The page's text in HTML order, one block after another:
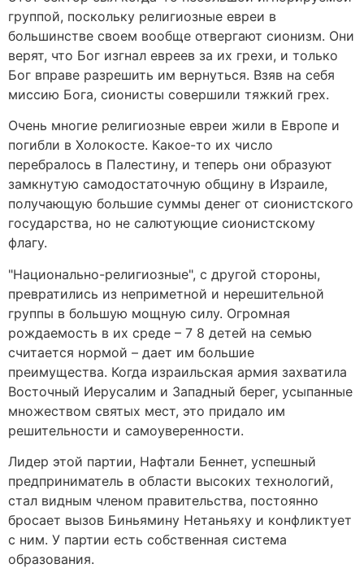
группой, поскольку религиозные евреи в
большинстве своем вообще отвергают сионизм. Они
верят, что Бог изгнал евреев за их грехи, и только
Бог вправе разрешить им вернуться. Взяв на себя
миссию Бога, сионисты совершили тяжкий грех.
Очень многие религиозные евреи жили в Европе и
погибли в Холокосте. Какое-то их число
перебралось в Палестину, и теперь они образуют
замкнутую самодостаточную общину в Израиле,
получающую большие суммы денег от сионистского
государства, но не салютующие сионистскому
флагу.
"Национально-религиозные", с другой стороны,
превратились из неприметной и нерешительной
группы в большую мощную силу. Огромная
рождаемость в их среде – 7 8 детей на семью
считается нормой – дает им большие
преимущества. Когда израильская армия захватила
Восточный Иерусалим и Западный берег, усыпанные
множеством святых мест, это придало им
решительности и самоуверенности.
Лидер этой партии, Нафтали Беннет, успешный
предприниматель в области высоких технологий,
стал видным членом правительства, постоянно
бросает вызов Биньямину Нетаньяху и конфликтует
с ним. У партии есть собственная система
образования.